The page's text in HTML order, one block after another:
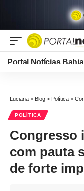
Portal Notícias Bahia
Luciana > Blog > Política >
POLÍTICA
Congresso
com pauta
de forte